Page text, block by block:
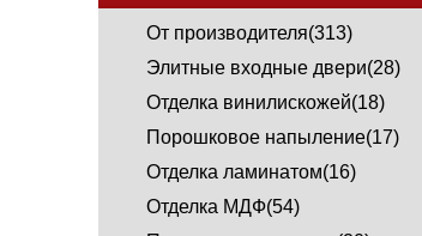
От производителя(313)
Элитные входные двери(28)
Отделка винилискожей(18)
Порошковое напыление(17)
Отделка ламинатом(16)
Отделка МДФ(54)